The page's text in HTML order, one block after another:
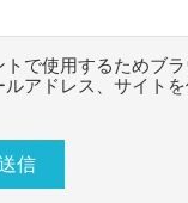
トで使用するためブ
アドレス、サイトを